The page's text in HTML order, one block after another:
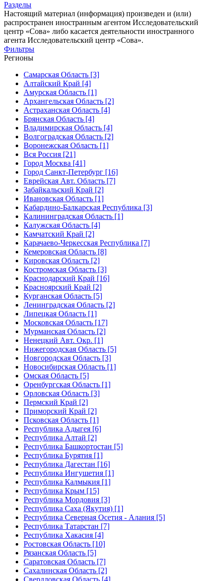
Разделы
Настоящий материал (информация) произведен и (или)
распространен иностранным агентом Исследовательский
центр «Сова» либо касается деятельности иностранного
агента Исследовательский центр «Сова».
Фильтры
Регионы
Самарская Область [3]
Алтайский Край [4]
Амурская Область [1]
Архангельская Область [2]
Астраханская Область [4]
Брянская Область [4]
Владимирская Область [4]
Волгоградская Область [2]
Воронежская Область [1]
Вся Россия [21]
Город Москва [41]
Город Санкт-Петербург [16]
Еврейская Авт. Область [7]
Забайкальский Край [2]
Ивановская Область [1]
Кабардино-Балкарская Республика [3]
Калининградская Область [1]
Калужская Область [4]
Камчатский Край [2]
Карачаево-Черкесская Республика [7]
Кемеровская Область [8]
Кировская Область [2]
Костромская Область [3]
Краснодарский Край [16]
Красноярский Край [2]
Курганская Область [5]
Ленинградская Область [2]
Липецкая Область [1]
Московская Область [17]
Мурманская Область [2]
Ненецкий Авт. Окр. [1]
Нижегородская Область [5]
Новгородская Область [3]
Новосибирская Область [1]
Омская Область [5]
Оренбургская Область [1]
Орловская Область [3]
Пермский Край [2]
Приморский Край [2]
Псковская Область [1]
Республика Адыгея [6]
Республика Алтай [2]
Республика Башкортостан [5]
Республика Бурятия [1]
Республика Дагестан [16]
Республика Ингушетия [1]
Республика Калмыкия [1]
Республика Крым [15]
Республика Мордовия [3]
Республика Саха (Якутия) [1]
Республика Северная Осетия - Алания [5]
Республика Татарстан [7]
Республика Хакасия [4]
Ростовская Область [10]
Рязанская Область [5]
Саратовская Область [7]
Сахалинская Область [2]
Свердловская Область [4]